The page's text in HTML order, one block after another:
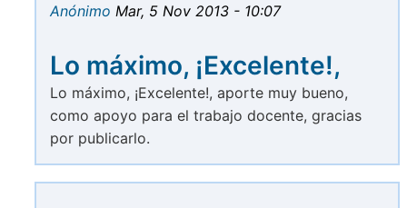
Anónimo Mar, 5 Nov 2013 - 10:07
Lo máximo, ¡Excelente!,
Lo máximo, ¡Excelente!, aporte muy bueno,
como apoyo para el trabajo docente, gracias
por publicarlo.